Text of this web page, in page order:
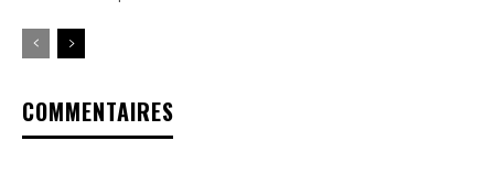
COMMENTAIRES